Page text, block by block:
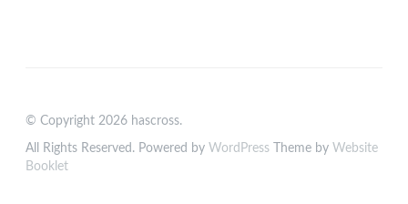
© Copyright 2026 hascross.
All Rights Reserved. Powered by WordPress Theme by Website
Booklet